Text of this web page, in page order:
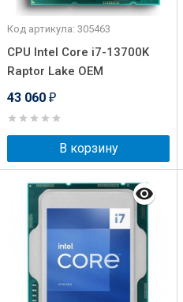
Код артикула: 305463
CPU Intel Core i7-13700K
Raptor Lake OEM
43 060 ₽
В корзину